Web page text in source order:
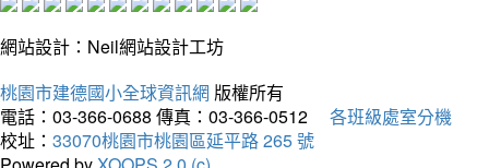
網站設計：Neil網站設計工坊
桃園市建德國小全球資訊網 版權所有
電話：03-366-0688 傳真：03-366-0512
各班級處室分機
校址： 33070桃園市桃園區延平路 265 號